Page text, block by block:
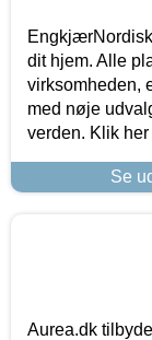
dit hjem. Alle
virksomheden,
med nøje
verden. Klik
Se
Aurea.dk